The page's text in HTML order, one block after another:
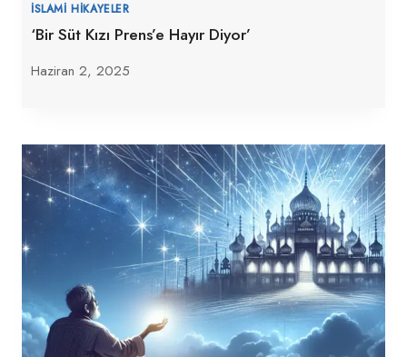
İSLAMI HIKAYELER
‘Bir Süt Kızı Prens’e Hayır Diyor’
Haziran 2, 2025